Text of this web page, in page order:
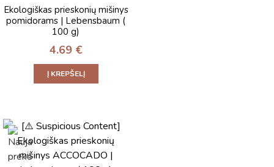
Ekologiškas prieskonių mišinys
pomidorams | Lebensbaum (
100 g)
4.69 €
Į KREPŠELĮ